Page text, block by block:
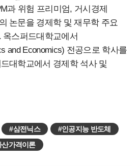
과 위험 프리미엄, 거시경제
논문을 경제학 및 재무학 주요
스퍼드대학교에서
and Economics) 전공으로 학사를
대학교에서 경제학 석사 및
#삼전닉스
#인공지능 반도체
산가격이론